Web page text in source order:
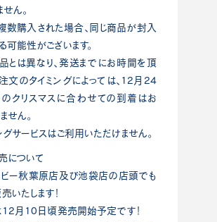
せん。
数購入された場合、同じ商品が封入
可能性がございます。
とは異なり、発送までにお時間を頂
注文のタイミングによっては、12月24
クリスマスに合わせての到着はお
せん。
グサービスはご利用いただけません。
について
ー秋葉原店及び池袋店の店頭でも
いたします！
月10日頃発売開始予定です！